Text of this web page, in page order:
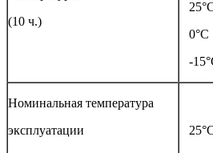
(10 ч.)
-
Номинальная температура
эксплуатации